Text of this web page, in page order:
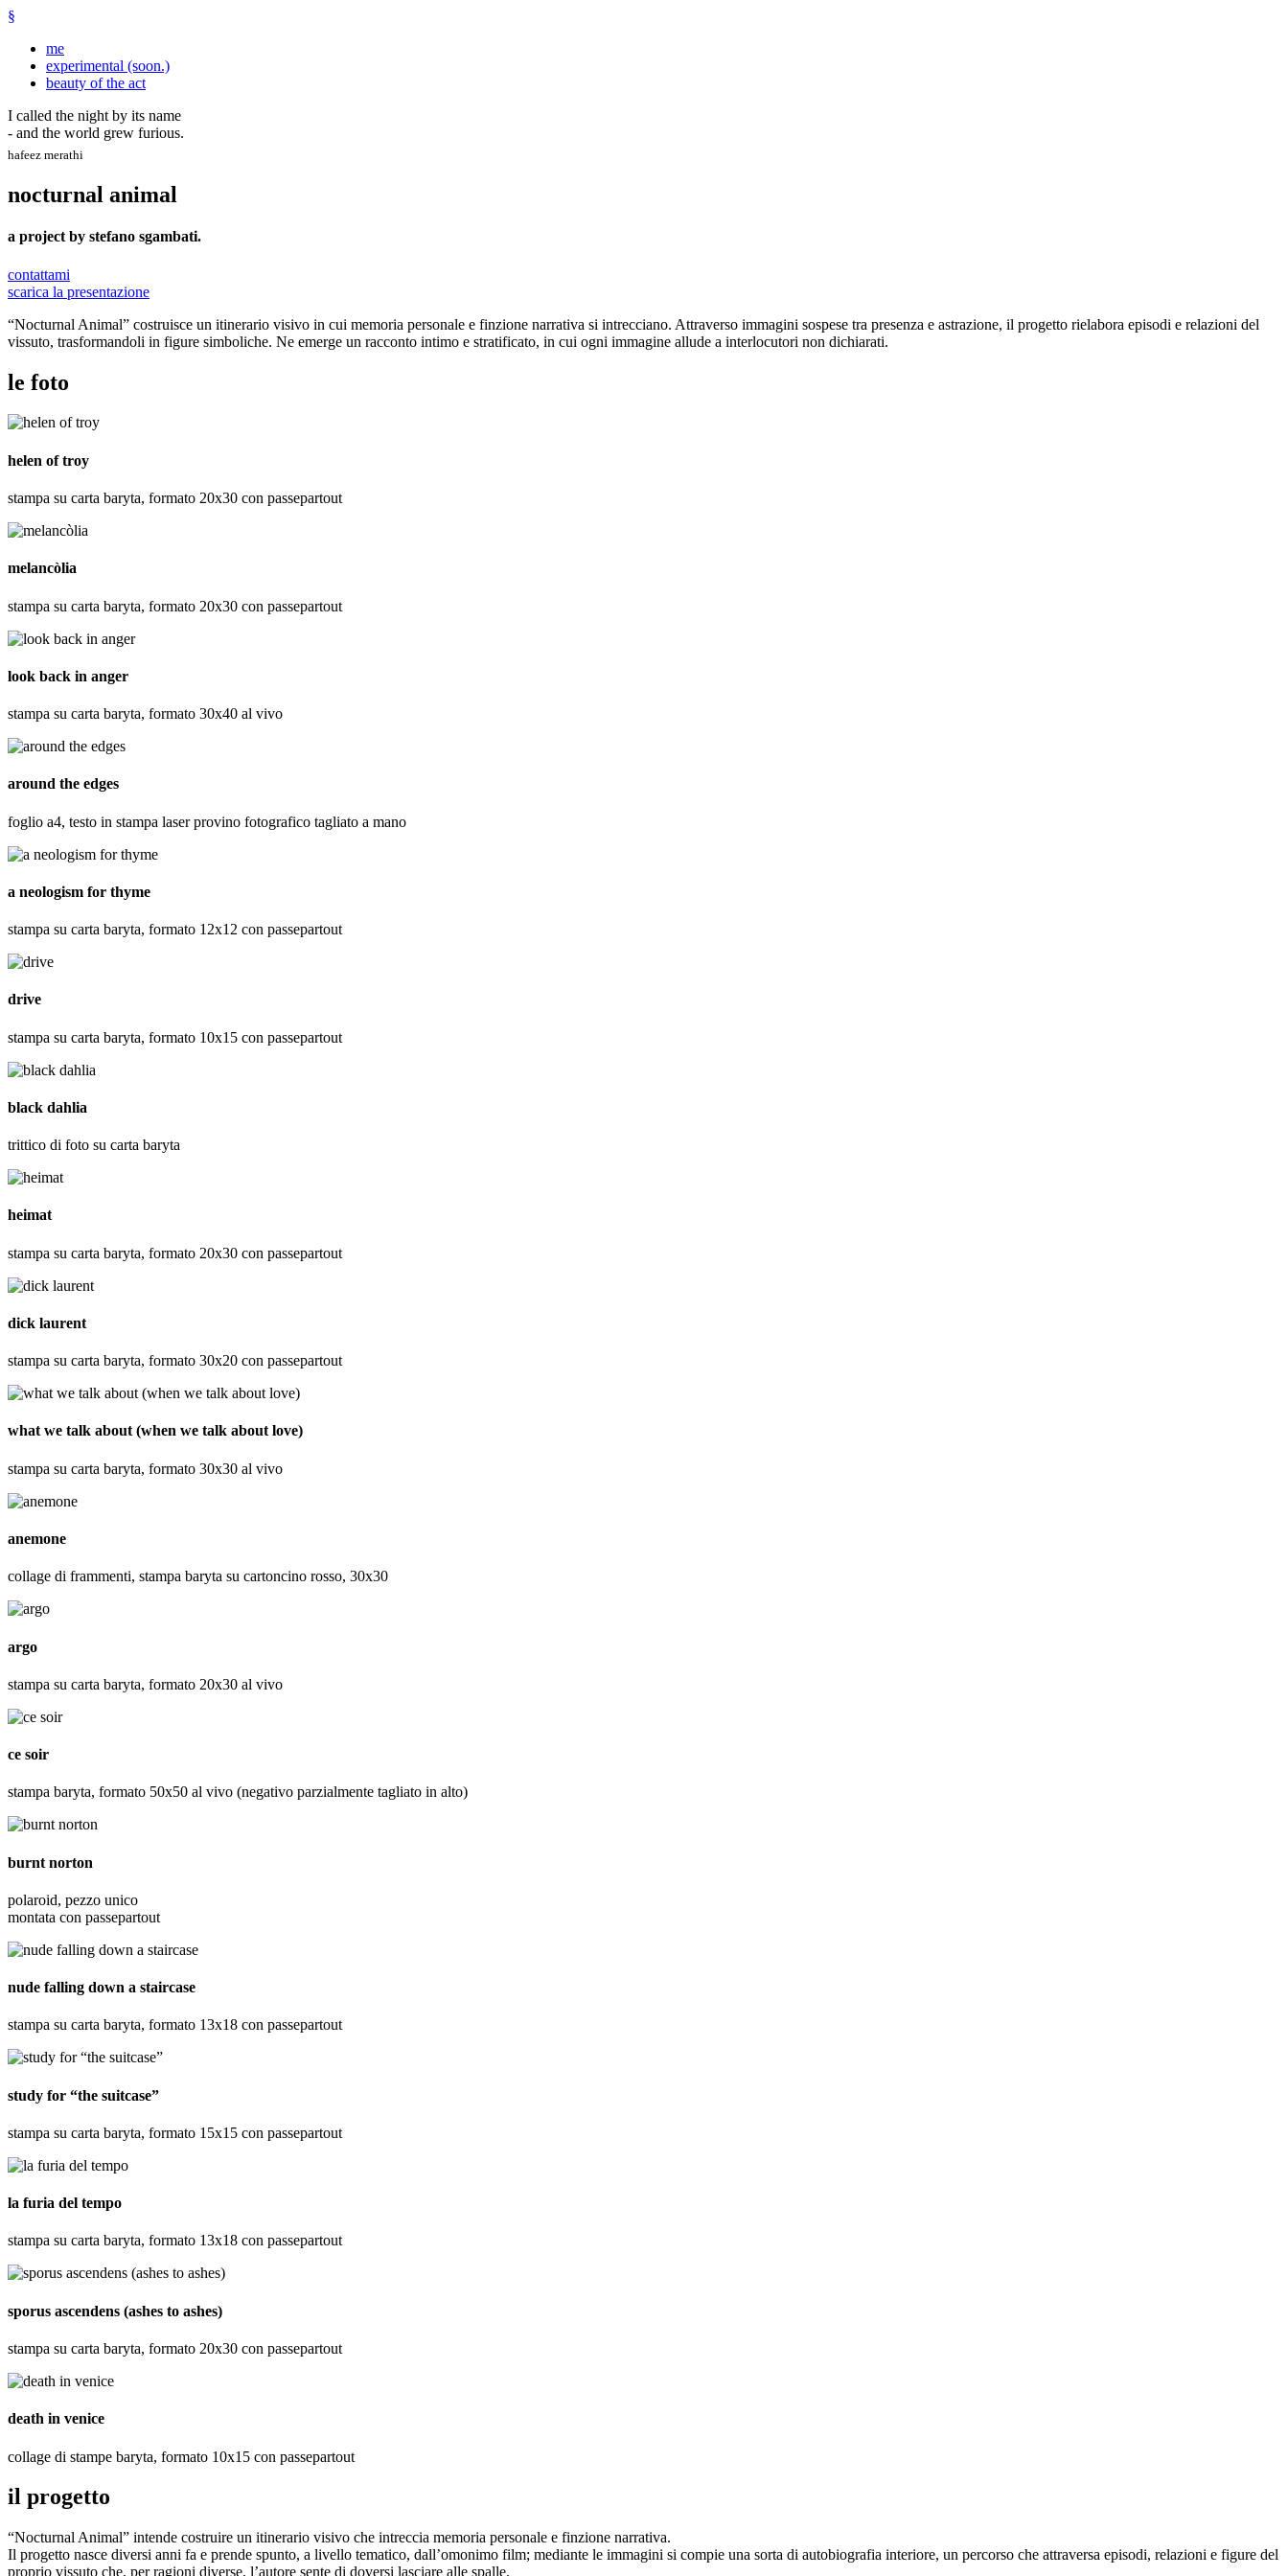
§
me
experimental (soon.)
beauty of the act
I called the night by its name
- and the world grew furious.
hafeez merathi
nocturnal animal
a project by stefano sgambati.
contattami
scarica la presentazione
“Nocturnal Animal” costruisce un itinerario visivo in cui memoria personale e finzione narrativa si intrecciano. Attraverso immagini sospese tra presenza e astrazione, il progetto rielabora episodi e relazioni del
vissuto, trasformandoli in figure simboliche. Ne emerge un racconto intimo e stratificato, in cui ogni immagine allude a interlocutori non dichiarati.
le foto
helen of troy
stampa su carta baryta, formato 20x30 con passepartout
melancòlia
stampa su carta baryta, formato 20x30 con passepartout
look back in anger
stampa su carta baryta, formato 30x40 al vivo
around the edges
foglio a4, testo in stampa laser provino fotografico tagliato a mano
a neologism for thyme
stampa su carta baryta, formato 12x12 con passepartout
drive
stampa su carta baryta, formato 10x15 con passepartout
black dahlia
trittico di foto su carta baryta
heimat
stampa su carta baryta, formato 20x30 con passepartout
dick laurent
stampa su carta baryta, formato 30x20 con passepartout
what we talk about (when we talk about love)
stampa su carta baryta, formato 30x30 al vivo
anemone
collage di frammenti, stampa baryta su cartoncino rosso, 30x30
argo
stampa su carta baryta, formato 20x30 al vivo
ce soir
stampa baryta, formato 50x50 al vivo (negativo parzialmente tagliato in alto)
burnt norton
polaroid, pezzo unico
montata con passepartout
nude falling down a staircase
stampa su carta baryta, formato 13x18 con passepartout
study for “the suitcase”
stampa su carta baryta, formato 15x15 con passepartout
la furia del tempo
stampa su carta baryta, formato 13x18 con passepartout
sporus ascendens (ashes to ashes)
stampa su carta baryta, formato 20x30 con passepartout
death in venice
collage di stampe baryta, formato 10x15 con passepartout
il progetto
“Nocturnal Animal” intende costruire un itinerario visivo che intreccia memoria personale e finzione narrativa.
Il progetto nasce diversi anni fa e prende spunto, a livello tematico, dall’omonimo film; mediante le immagini si compie una sorta di autobiografia interiore, un percorso che attraversa episodi, relazioni e figure del
proprio vissuto che, per ragioni diverse, l’autore sente di doversi lasciare alle spalle.